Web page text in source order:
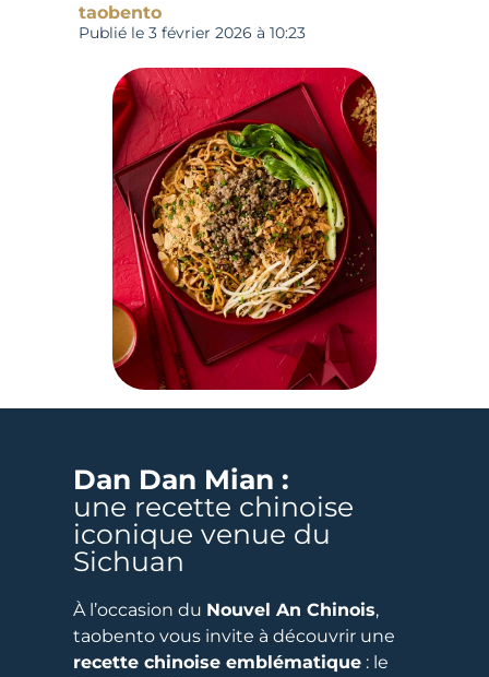
taobento
Publié le 3 février 2026 à 10:23
Dan Dan Mian :
une recette chinoise
iconique venue du
Sichuan
À l’occasion du Nouvel An Chinois,
taobento vous invite à découvrir une
recette chinoise emblématique : le